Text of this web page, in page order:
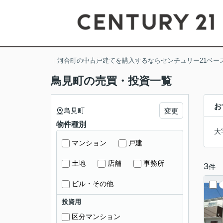
｜河合町の中古戸建てを購入するならセンチュリー21ベー
鳥見町の売買・投資一覧
大
3件
鳥見町 変更
物件種別
マンション 戸建
土地 店舗 事務所
ビル・その他
投資用
区分マンション